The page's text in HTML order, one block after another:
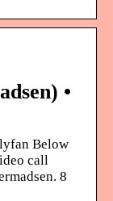
•
Below
call
8